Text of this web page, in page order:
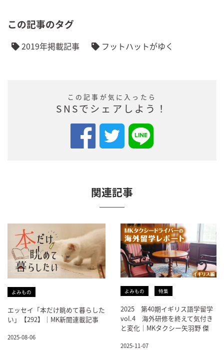
この記事のタグ
2019年掲載記事 フットハットがゆく
この記事が気に入ったら
SNSでシェアしよう！
関連記事
よみもの
エッセイ「本だけ眺めて暮らした
い」【292】｜MK新聞連載記事
2025-08-06
よみもの 特集
2025 第40期イギリス語学留学
vol.4 海外研修を終えて気付き
と変化｜MKタクシー矢羽野 傑
2025-11-07